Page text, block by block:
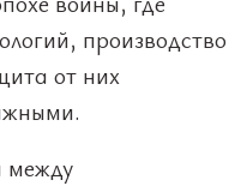
производство
от них
между